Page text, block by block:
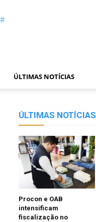
ÚLTIMAS NOTÍCIAS
ÚLTIMAS NOTÍCIAS
Procon e OAB
intensificam
fiscalização no